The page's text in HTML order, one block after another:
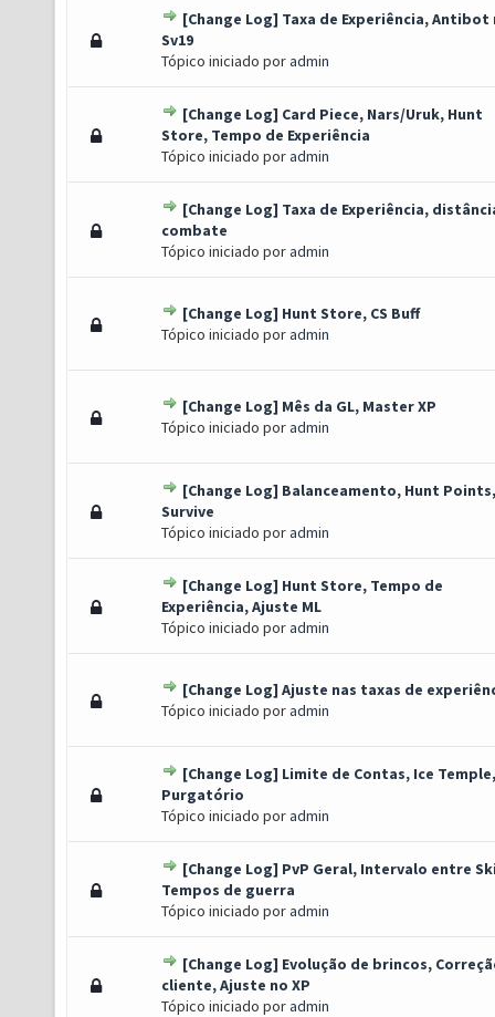
[Change Log] Taxa de Experiência, Antibot
Sv19
Tópico iniciado poradmin
- 0 de 5 em média
45
[Change Log] Card Piece, Nars/Uruk, Hunt
Store, Tempo de Experiência
Tópico iniciado poradmin
- 0 de 5 em média
45
[Change Log] Taxa de Experiência,
combate
Tópico iniciado poradmin
Voto(s) - 3 de 5 em média
45
[Change Log] Hunt Store, CS Buff
Tópico iniciado poradmin
- 0 de 5 em média
45
[Change Log] Mês da GL, Master XP
Tópico iniciado poradmin
- 0 de 5 em média
45
[Change Log] Balanceamento, Hunt Points,
Survive
Tópico iniciado poradmin
- 1 de 5 em média
45
[Change Log] Hunt Store, Tempo de
Experiência, Ajuste ML
Tópico iniciado poradmin
Voto(s) - 3 de 5 em média
45
[Change Log] Ajuste nas taxas de
Tópico iniciado poradmin
- 2 de 5 em média
45
[Change Log] Limite de Contas, Ice Temple,
Purgatório
Tópico iniciado poradmin
- 0 de 5 em média
45
[Change Log] PvP Geral, Intervalo entre
Tempos de guerra
Tópico iniciado poradmin
- 2 de 5 em média
45
[Change Log] Evolução de brincos,
cliente, Ajuste no XP
Tópico iniciado poradmin
Voto(s) - 3 de 5 em média
45